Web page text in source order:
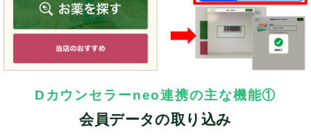
Dカウンセラーneo連携の主な機能①
会員データの取り込み